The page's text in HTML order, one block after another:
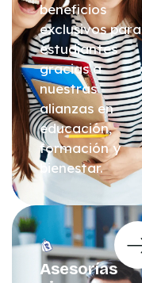
beneficios
exclusivos para
estudiantes
gracias a
nuestras
alianzas en
educación,
formación y
bienestar.
Asesorías